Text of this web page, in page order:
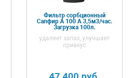
Фильтр сорбционный
Сапфир А 100 А 3,5м3/час.
Загрузка 100л.
удаляет запах, улучшает
привкус